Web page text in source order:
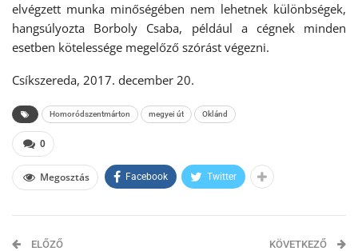
elvégzett munka minőségében nem lehetnek különbségek,
hangsúlyozta Borboly Csaba, például a cégnek minden
esetben kötelessége megelőző szórást végezni.
Csíkszereda, 2017. december 20.
Homoródszentmárton megyei út Oklánd
0
Megosztás Facebook Twitter
ELŐZŐ KÖVETKEZŐ